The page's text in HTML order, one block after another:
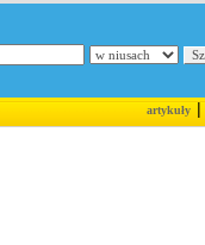
artykuły|